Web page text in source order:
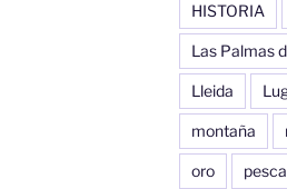
HISTORIA
Las Palmas
Lleida
montaña
oro pesca